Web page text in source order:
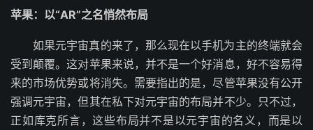
苹果：以“AR”之名悄然布局
如果元宇宙真的来了，那么现在以手机为主的终端就会
受到颠覆。这对苹果来说，并不是一个好消息，好不容易得
来的市场优势或将消失。需要指出的是，尽管苹果没有公开
强调元宇宙，但其在私下对元宇宙的布局并不少。只不过，
正如库克所言，这些布局并不是以元宇宙的名义，而是以